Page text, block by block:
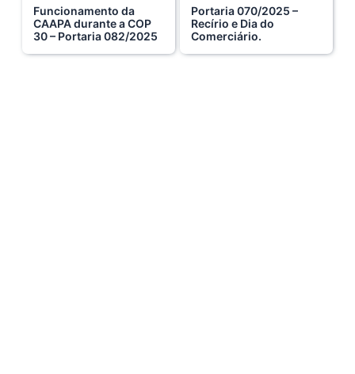
Viajar pagando menos é simples — e agora faz pa s...
Funcionamento da
CAAPA durante a COP
30 – Portaria 082/2025
Portaria 070/2025 –
Recírio e Dia do
Comerciário.